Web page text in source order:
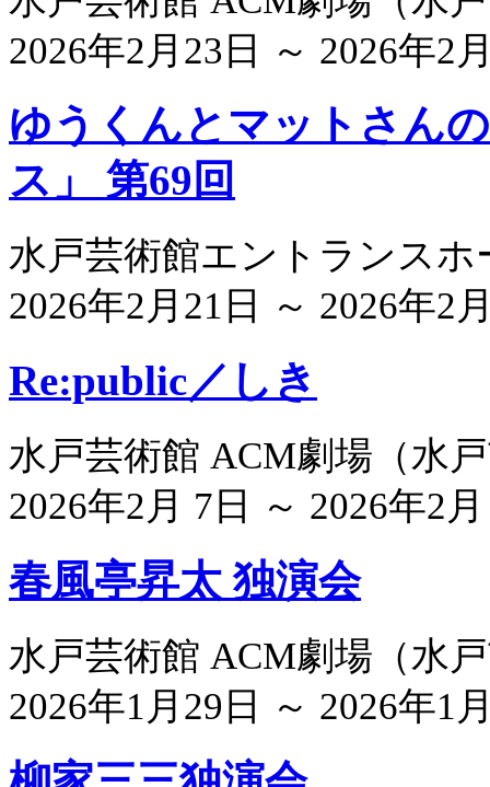
2026年2月23日 ～ 2026年2
ゆうくんとマットさん
ス」 第69回
水戸芸術館エントランス
2026年2月21日 ～ 2026年2
Re:public／しき
水戸芸術館 ACM劇場 （水
2026年2月 7日 ～ 2026年2
春風亭昇太 独演会
水戸芸術館 ACM劇場 （水
2026年1月29日 ～ 2026年1